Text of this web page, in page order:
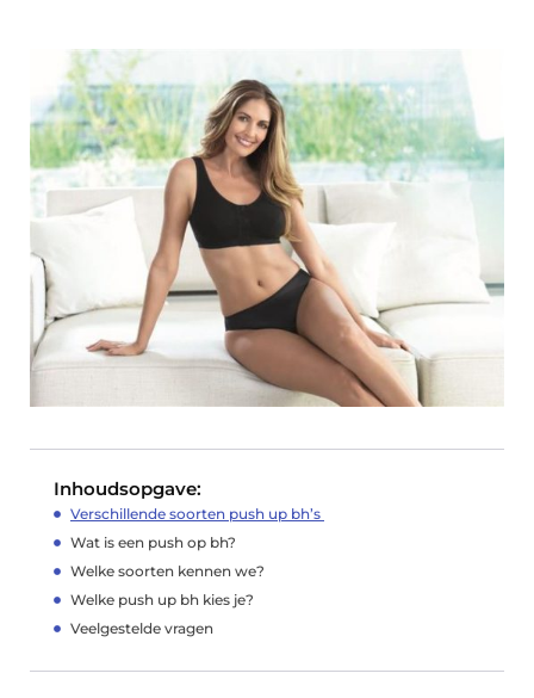
Inhoudsopgave:
Verschillende soorten push up bh’s
Wat is een push op bh?
Welke soorten kennen we?
Welke push up bh kies je?
Veelgestelde vragen